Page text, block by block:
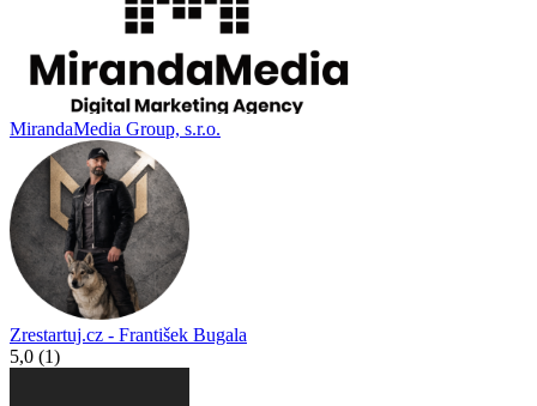
MirandaMedia Group, s.r.o.
Zrestartuj.cz - František Bugala
5,0 (1)